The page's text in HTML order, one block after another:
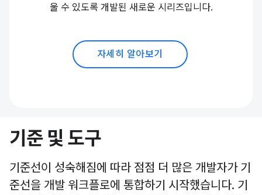
울 수 있도록 개발된 새로운 시리즈입니다.
자세히 알아보기
기준 및 도구
기준선이 성숙해짐에 따라 점점 더 많은 개발자가 기
준선을 개발 워크플로에 통합하기 시작했습니다. 기